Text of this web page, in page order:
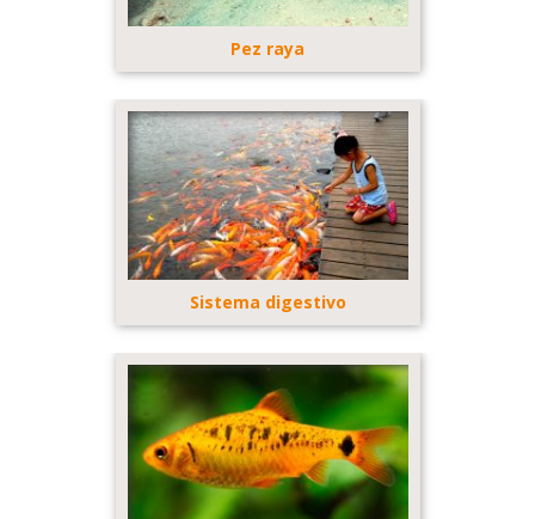
Pez raya
Sistema digestivo